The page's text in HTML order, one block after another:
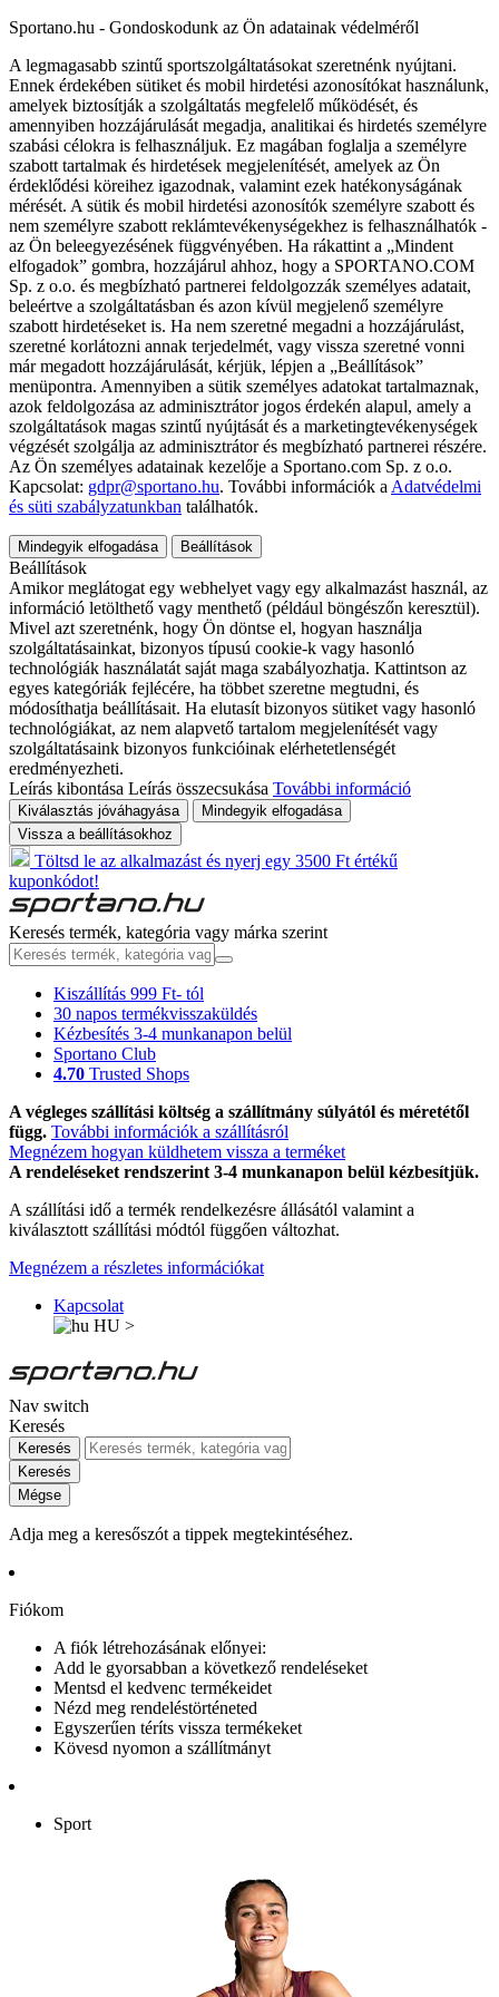
Sportano.hu - Gondoskodunk az Ön adatainak védelméről
A legmagasabb szintű sportszolgáltatásokat szeretnénk nyújtani.
Ennek érdekében sütiket és mobil hirdetési azonosítókat használunk,
amelyek biztosítják a szolgáltatás megfelelő működését, és
amennyiben hozzájárulását megadja, analitikai és hirdetés személyre
szabási célokra is felhasználjuk. Ez magában foglalja a személyre
szabott tartalmak és hirdetések megjelenítését, amelyek az Ön
érdeklődési köreihez igazodnak, valamint ezek hatékonyságának
mérését. A sütik és mobil hirdetési azonosítók személyre szabott és
nem személyre szabott reklámtevékenységekhez is felhasználhatók -
az Ön beleegyezésének függvényében. Ha rákattint a „Mindent
elfogadok” gombra, hozzájárul ahhoz, hogy a SPORTANO.COM
Sp. z o.o. és megbízható partnerei feldolgozzák személyes adatait,
beleértve a szolgáltatásban és azon kívül megjelenő személyre
szabott hirdetéseket is. Ha nem szeretné megadni a hozzájárulást,
szeretné korlátozni annak terjedelmét, vagy vissza szeretné vonni
már megadott hozzájárulását, kérjük, lépjen a „Beállítások”
menüpontra. Amennyiben a sütik személyes adatokat tartalmaznak,
azok feldolgozása az adminisztrátor jogos érdekén alapul, amely a
szolgáltatások magas szintű nyújtását és a marketingtevékenységek
végzését szolgálja az adminisztrátor és megbízható partnerei részére.
Az Ön személyes adatainak kezelője a Sportano.com Sp. z o.o.
Kapcsolat: gdpr@sportano.hu. További információk a Adatvédelmi
és süti szabályzatunkban találhatók.
Mindegyik elfogadása Beállítások
Beállítások
Amikor meglátogat egy webhelyet vagy egy alkalmazást használ, az
információ letölthető vagy menthető (például böngészőn keresztül).
Mivel azt szeretnénk, hogy Ön döntse el, hogyan használja
szolgáltatásainkat, bizonyos típusú cookie-k vagy hasonló
technológiák használatát saját maga szabályozhatja. Kattintson az
egyes kategóriák fejlécére, ha többet szeretne megtudni, és
módosíthatja beállításait. Ha elutasít bizonyos sütiket vagy hasonló
technológiákat, az nem alapvető tartalom megjelenítését vagy
szolgáltatásaink bizonyos funkcióinak elérhetetlenségét
eredményezheti.
Leírás kibontása Leírás összecsukása További információ
Kiválasztás jóváhagyása
Mindegyik elfogadása
Vissza a beállításokhoz
Töltsd le az alkalmazást és nyerj egy 3500 Ft értékű
kuponkódot!
Keresés termék, kategória vagy márka szerint
Kiszállítás 999 Ft- tól
30 napos termékvisszaküldés
Kézbesítés 3-4 munkanapon belül
Sportano Club
4.70 Trusted Shops
A végleges szállítási költség a szállítmány súlyától és méretétől
függ. További információk a szállításról
Megnézem hogyan küldhetem vissza a terméket
A rendeléseket rendszerint 3-4 munkanapon belül kézbesítjük.
A szállítási idő a termék rendelkezésre állásától valamint a
kiválasztott szállítási módtól függően változhat.
Megnézem a részletes információkat
Kapcsolat
HU >
Nav switch
Keresés
Keresés
Keresés
Mégse
Adja meg a keresőszót a tippek megtekintéséhez.
Fiókom
A fiók létrehozásának előnyei:
Add le gyorsabban a következő rendeléseket
Mentsd el kedvenc termékeidet
Nézd meg rendeléstörténeted
Egyszerűen téríts vissza termékeket
Kövesd nyomon a szállítmányt
Sport